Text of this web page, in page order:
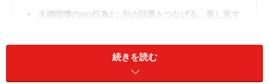
夫婦喧嘩のNG行為2：別の話題をつなげる、蒸し返す
夫婦喧嘩の終わらせ方1：おいしいものを一緒に食べる
続きを読む